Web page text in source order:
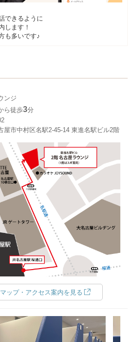
できるように
します！
も多いです♪
ンジ
ら徒歩3分
屋市中村区名駅2-45-14 東進名駅ビル2階
マップ・アクセス案内を見る